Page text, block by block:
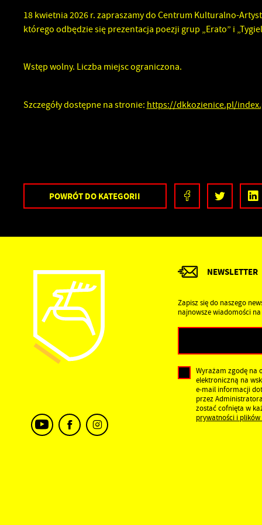
18 kwietnia 2026 r. zapraszamy do Centrum Kulturalno-
którego odbędzie się prezentacja poezji grup „Erato” i
Wstęp wolny. Liczba miejsc ograniczona.
Szczegóły dostępne na stronie: https://dkkozienice.pl/
POWRÓT DO KATEGORII
NEWSLETTER
Zapisz się do naszego
najnowsze wiadomości
Wyrażam zgodę na
elektroniczną na
e-mail informacji
przez
zostać cofnięta w
prywatności i plików